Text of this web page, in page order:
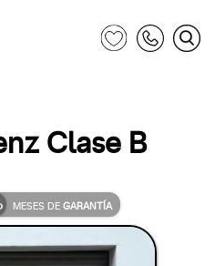
Clase B
MESES DEGARANTÍA